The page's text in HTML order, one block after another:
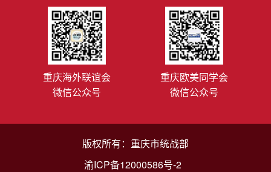
重庆海外联谊会
微信公众号
重庆欧美同学会
微信公众号
版权所有：重庆市统战部
渝ICP备12000586号-2